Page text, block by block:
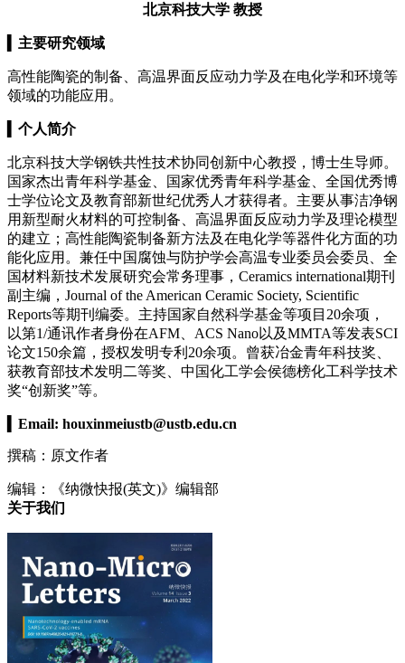
北京科技大学 教授
主要研究领域
高性能陶瓷的制备、高温界面反应动力学及在电化学和环境等
领域的功能应用。
个人简介
北京科技大学钢铁共性技术协同创新中心教授，博士生导师。
国家杰出青年科学基金、国家优秀青年科学基金、全国优秀博
士学位论文及教育部新世纪优秀人才获得者。主要从事洁净钢
用新型耐火材料的可控制备、高温界面反应动力学及理论模型
的建立；高性能陶瓷制备新方法及在电化学等器件化方面的功
能化应用。兼任中国腐蚀与防护学会高温专业委员会委员、全
国材料新技术发展研究会常务理事，Ceramics international期刊
副主编，Journal of the American Ceramic Society, Scientific
Reports等期刊编委。主持国家自然科学基金等项目20余项，
以第1/通讯作者身份在AFM、ACS Nano以及MMTA等发表SCI
论文150余篇，授权发明专利20余项。曾获冶金青年科技奖、
获教育部技术发明二等奖、中国化工学会侯德榜化工科学技术
奖“创新奖”等。
Email: houxinmeiustb@ustb.edu.cn
撰稿：原文作者
编辑：《纳微快报(英文)》编辑部
关于我们